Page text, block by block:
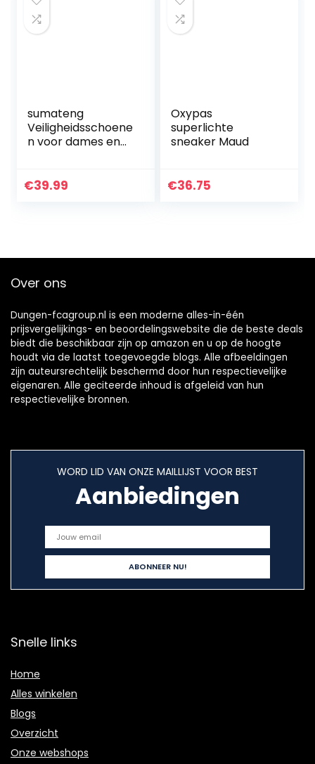
sumateng
Veiligheidsschoene
n voor dames en
neus,
€39.99
Oxypas
superlichte
sneaker Maud
€36.75
Over ons
Dungen-fcagroup.nl is een moderne alles-in-één
prijsvergelijkings- en beoordelingswebsite die de beste deals
biedt die beschikbaar zijn op amazon en u op de hoogte
houdt via de laatst toegevoegde blogs. Alle afbeeldingen
zijn auteursrechtelijk beschermd door hun respectievelijke
eigenaren. Alle geciteerde inhoud is afgeleid van hun
respectievelijke bronnen.
WORD LID VAN ONZE MAILLIJST VOOR BEST
Aanbiedingen
Snelle links
Home
Alles winkelen
Blogs
Overzicht
Onze webshops